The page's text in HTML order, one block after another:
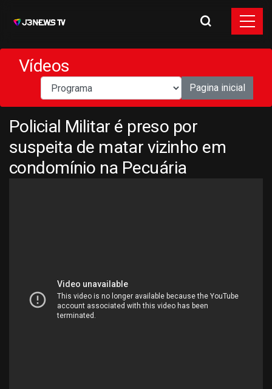
Vídeos
Pagina inicial
Policial Militar é preso por
suspeita de matar vizinho em
condomínio na Pecuária